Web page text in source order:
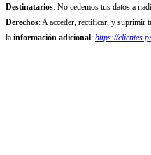
Destinatarios: No cedemos tus datos a
Derechos: A acceder, rectificar, y suprimir
la información adicional: https://